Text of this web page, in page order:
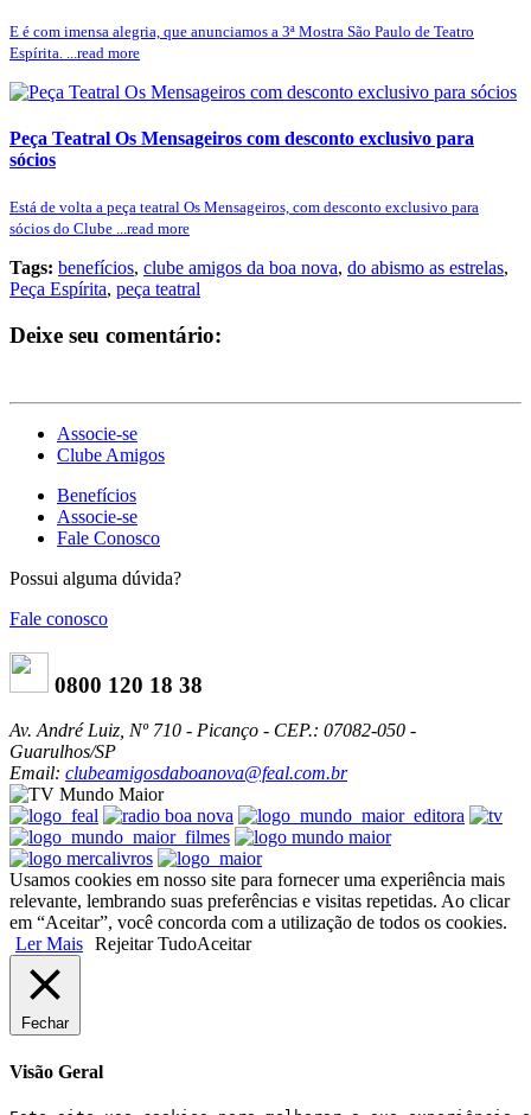
E é com imensa alegria, que anunciamos a 3ª Mostra São Paulo de Teatro
Espírita. ...read more
Peça Teatral Os Mensageiros com desconto exclusivo para
sócios
Está de volta a peça teatral Os Mensageiros, com desconto exclusivo para
sócios do Clube ...read more
Tags: benefícios, clube amigos da boa nova, do abismo as estrelas,
Peça Espírita, peça teatral
Deixe seu comentário:
Associe-se
Clube Amigos
Benefícios
Associe-se
Fale Conosco
Possui alguma dúvida?
Fale conosco
0800 120 18 38
Av. André Luiz, Nº 710 - Picanço - CEP.: 07082-050 -
Guarulhos/SP
Email: clubeamigosdaboanova@feal.com.br
Usamos cookies em nosso site para fornecer uma experiência mais
relevante, lembrando suas preferências e visitas repetidas. Ao clicar
em “Aceitar”, você concorda com a utilização de todos os cookies.
Ler Mais Rejeitar TudoAceitar
Fechar
Visão Geral